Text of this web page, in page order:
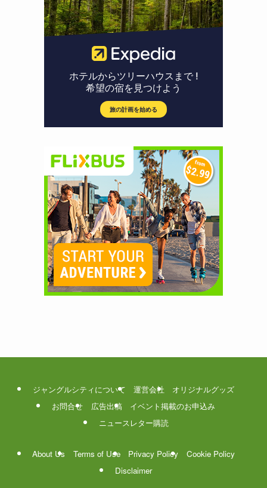
ジャングルシティについて 運営会社
オリジナルグッズ
お問合せ
広告出稿
イベント掲載のお申込み
ニュースレター購読
About Us Terms of Use Privacy Policy
Cookie Policy
Disclaimer